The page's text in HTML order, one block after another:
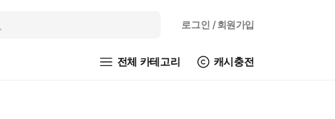
로그인 / 회원가입
전체 카테고리 캐시충전